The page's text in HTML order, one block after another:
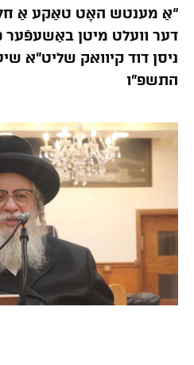
“אַ מענטש האָט טאַקע אַ
דער וועלט מיטן באַשעפֿער
ניסן דוד קיוואק שליט”א
התשפ”ו